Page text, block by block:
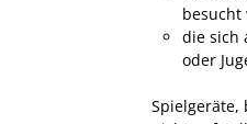
besucht
die sich
oder
Spielgeräte,